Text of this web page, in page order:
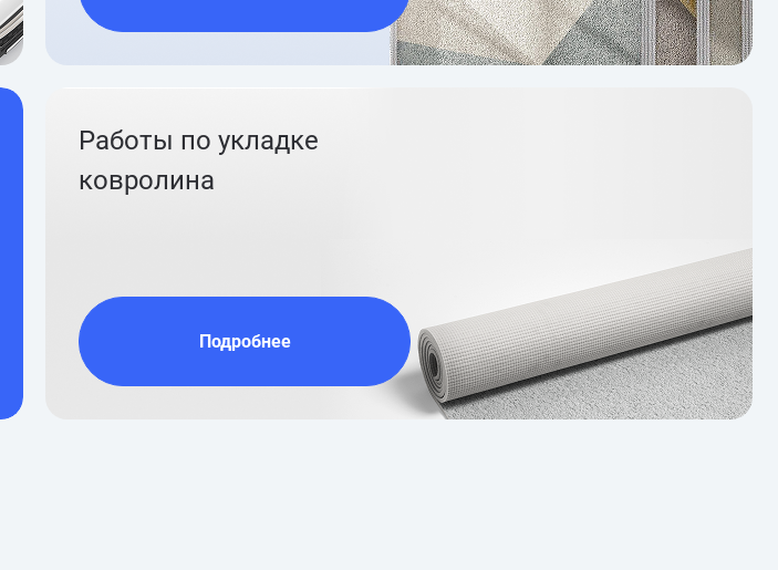
Работы по укладке
ковролина
Подробнее